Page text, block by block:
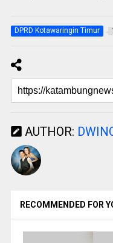
DPRD Kotawaringin Timur
AUTHOR:
RECOMMENDED FOR